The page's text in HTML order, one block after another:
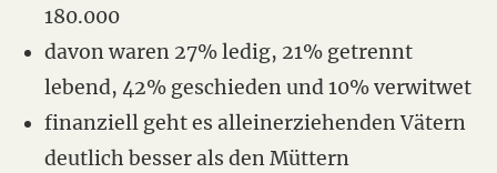
180.000
davon waren 27% ledig, 21% getrennt
lebend, 42% geschieden und 10% verwitwet
finanziell geht es alleinerziehenden Vätern
deutlich besser als den Müttern